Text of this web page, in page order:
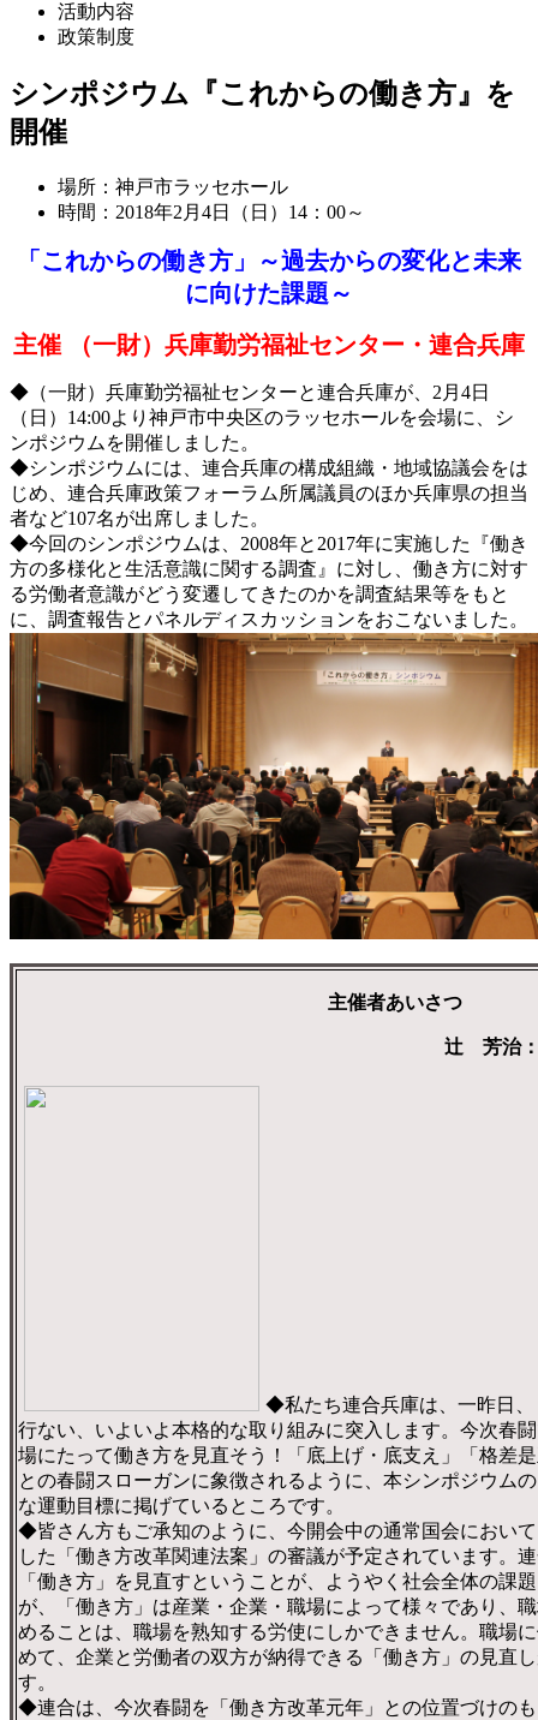
活動内容
政策制度
シンポジウム『これからの働き方』を
開催
場所：神戸市ラッセホール
時間：2018年2月4日（日）14：00～
「これからの働き方」～過去からの変化と未来
に向けた課題～
主催 （一財）兵庫勤労福祉センター・連合兵庫
◆（一財）兵庫勤労福祉センターと連合兵庫が、2月4日
（日）14:00より神戸市中央区のラッセホールを会場に、シ
ンポジウムを開催しました。
◆シンポジウムには、連合兵庫の構成組織・地域協議会をは
じめ、連合兵庫政策フォーラム所属議員のほか兵庫県の担当
者など107名が出席しました。
◆今回のシンポジウムは、2008年と2017年に実施した『働き
方の多様化と生活意識に関する調査』に対し、働き方に対す
る労働者意識がどう変遷してきたのかを調査結果等をもと
に、調査報告とパネルディスカッションをおこないました。
主催者あいさつ
辻 芳治：
◆私たち連合兵庫は、一昨日、
行ない、いよいよ本格的な取り組みに突入します。今次春
場にたって働き方を見直そう！「底上げ・底支え」「格差
との春闘スローガンに象徴されるように、本シンポジウム
な運動目標に掲げているところです。
◆皆さん方もご承知のように、今開会中の通常国会におい
した「働き方改革関連法案」の審議が予定されています。
「働き方」を見直すということが、ようやく社会全体の課
が、「働き方」は産業・企業・職場によって様々であり、
めることは、職場を熟知する労使にしかできません。職場
めて、企業と労働者の双方が納得できる「働き方」の見直
す。
◆連合は、今次春闘を「働き方改革元年」との位置づけの